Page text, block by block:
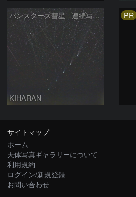
パンスターズ彗星 連続写真 再処理
KIHARAN
PR
サイトマップ
ホーム
天体写真ギャラリーについて
利用規約
ログイン/新規登録
お問い合わせ